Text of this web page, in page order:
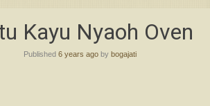
Kayu Nyaoh Oven
Published 6 years ago by bogajati